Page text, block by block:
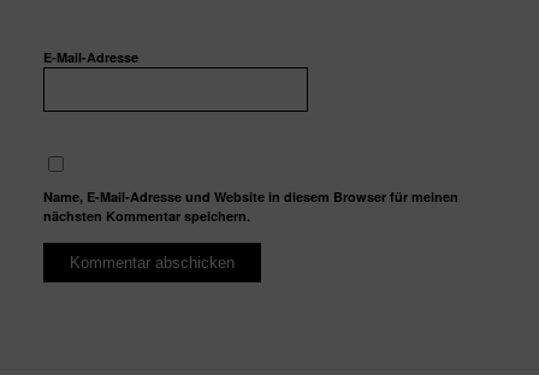
E-Mail-Adresse
Name, E-Mail-Adresse und Website in diesem Browser für meinen
nächsten Kommentar speichern.